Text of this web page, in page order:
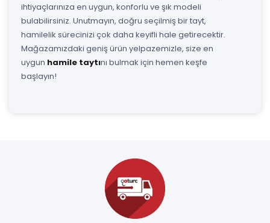
ihtiyaçlarınıza en uygun, konforlu ve şık modeli
bulabilirsiniz. Unutmayın, doğru seçilmiş bir tayt,
hamilelik sürecinizi çok daha keyifli hale getirecektir.
Mağazamızdaki geniş ürün yelpazemizle, size en
uygun hamile taytını bulmak için hemen keşfe
başlayın!